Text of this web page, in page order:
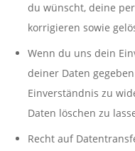
du wünscht, deine
korrigieren sowie
Wenn du uns dein
deiner Daten
Einverständnis zu
Daten löschen zu
Recht auf